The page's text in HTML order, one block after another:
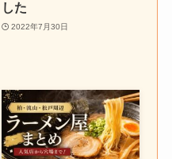
した
2022年7月30日